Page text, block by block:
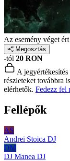
Az esemény véget ért
Megosztás
-tól 20 RON
A jegyértékesítés
részleteket továbbra
elérhetők. Fedezz fel
Fellépők
AS
Andrei Stoica DJ
DM
DJ Manea DJ